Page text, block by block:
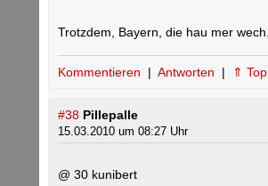
Trotzdem, Bayern, die hau mer wech.
Kommentieren | Antworten | ⇑ Top
#38 Pillepalle
15.03.2010 um 08:27 Uhr
@ 30 kunibert